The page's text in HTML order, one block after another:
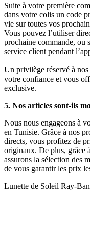
Suite à votre première
dans votre colis un code
vie sur toutes vos
Vous pouvez l’utiliser
prochaine commande, ou
service client pendant
Un privilège réservé à
votre confiance et vous
exclusive.
5. Nos articles sont-ils
Nous nous engageons à
en Tunisie. Grâce à nos
directs, vous profitez de
originaux. De plus, grâce
assurons la sélection des
de vous garantir les prix
Lunette de Soleil Ray-